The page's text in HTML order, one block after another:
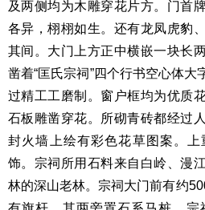
及两侧均为木雕穿花片方。门首
各异，栩栩如生。还有龙凤虎豹
其间。大门上方正中横嵌一块长
凿着“匡氏宗祠”四个行书空心体
过精工工磨制。窗户框均为优质
石板雕凿穿花。所砌青砖都经过
封火墙上绘有彩色花草图案。
饰。宗祠所用石料来自白岭、漫
林的深山老林。宗祠大门前有约